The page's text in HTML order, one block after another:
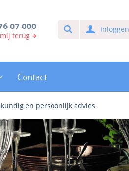
07 000
terug
SearchInloggen
Contact
en persoonlijk advies